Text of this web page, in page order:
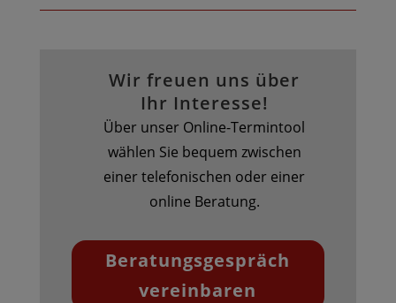
Wir freuen uns über
Ihr Interesse!
Über unser Online-Termintool
wählen Sie bequem zwischen
einer telefonischen oder einer
online Beratung.
Beratungsgespräch
vereinbaren